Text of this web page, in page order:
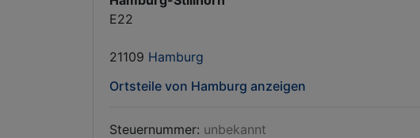
E22
21109 Hamburg
Ortsteile von Hamburg anzeigen
Steuernummer: unbekannt